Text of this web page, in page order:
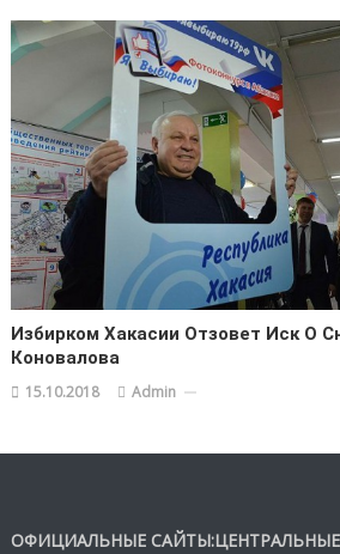
Избирком Хакасии Отзовет Иск О
Коновалова
15.10.2018 Admin
ОФИЦИАЛЬНЫЕ САЙТЫ:ЦЕНТРАЛЬНЫЕ